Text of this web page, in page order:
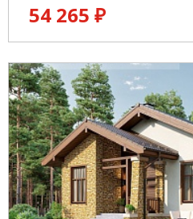
54 265 ₽